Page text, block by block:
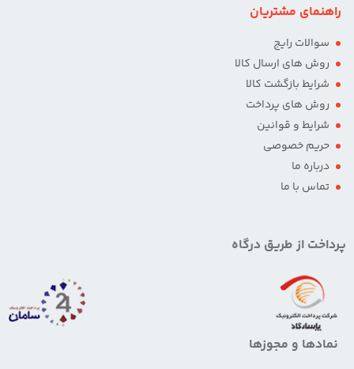
راهنمای مشتریان
سوالات رایج
روش های ارسال کالا
شرایط بازگشت کالا
روش های پرداخت
شرایط و قوانین
حریم خصوصی
درباره ما
تماس با ما
پرداخت از طریق درگاه
نمادها و مجوزها